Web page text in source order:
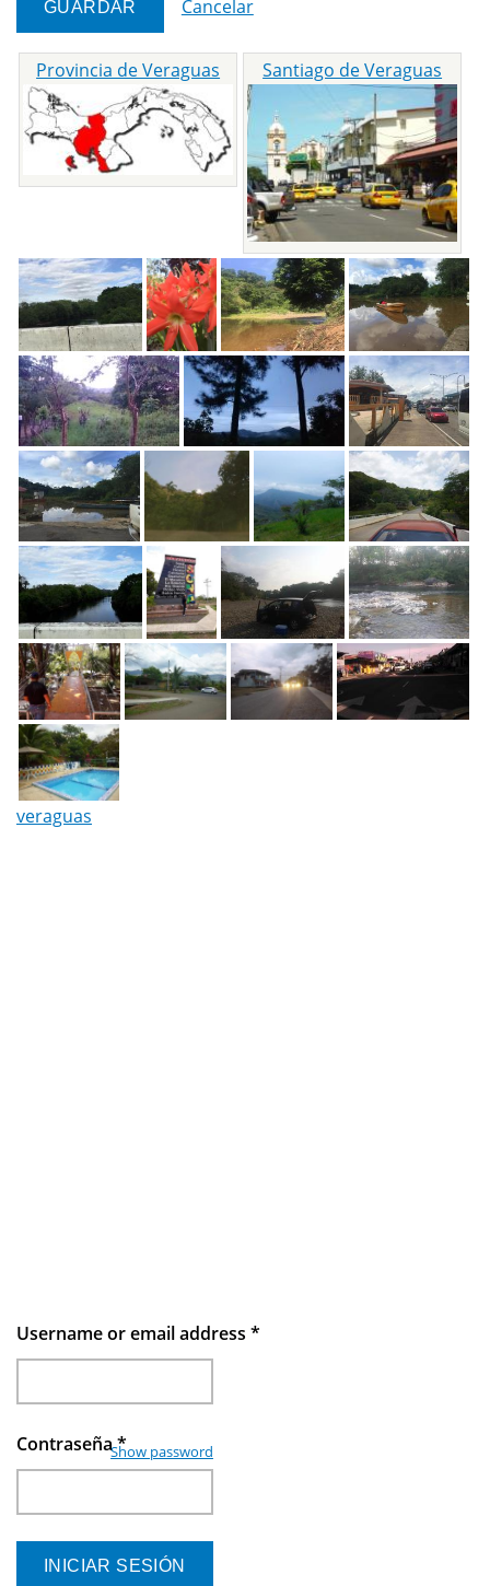
Cancelar
Provincia de Veraguas Santiago de Veraguas
veraguas
Username or email address *
Contraseña*
Show password